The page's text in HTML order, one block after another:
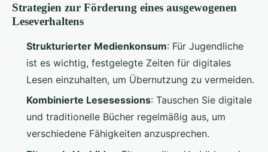
Strategien zur Förderung eines ausgewogenen
Leseverhaltens
Strukturierter Medienkonsum: Für Jugendliche
ist es wichtig, festgelegte Zeiten für digitales
Lesen einzuhalten, um Übernutzung zu vermeiden.
Kombinierte Lesesessions: Tauschen Sie digitale
und traditionelle Bücher regelmäßig aus, um
verschiedene Fähigkeiten anzusprechen.